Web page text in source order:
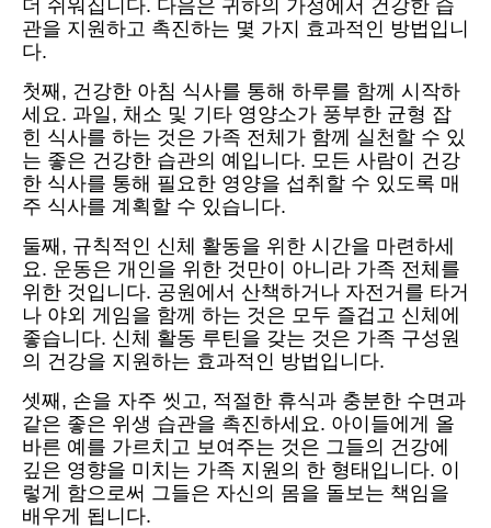
더 쉬워집니다. 다음은 귀하의 가정에서 건강한 습
관을 지원하고 촉진하는 몇 가지 효과적인 방법입니
다.
첫째, 건강한 아침 식사를 통해 하루를 함께 시작하
세요. 과일, 채소 및 기타 영양소가 풍부한 균형 잡
힌 식사를 하는 것은 가족 전체가 함께 실천할 수 있
는 좋은 건강한 습관의 예입니다. 모든 사람이 건강
한 식사를 통해 필요한 영양을 섭취할 수 있도록 매
주 식사를 계획할 수 있습니다.
둘째, 규칙적인 신체 활동을 위한 시간을 마련하세
요. 운동은 개인을 위한 것만이 아니라 가족 전체를
위한 것입니다. 공원에서 산책하거나 자전거를 타거
나 야외 게임을 함께 하는 것은 모두 즐겁고 신체에
좋습니다. 신체 활동 루틴을 갖는 것은 가족 구성원
의 건강을 지원하는 효과적인 방법입니다.
셋째, 손을 자주 씻고, 적절한 휴식과 충분한 수면과
같은 좋은 위생 습관을 촉진하세요. 아이들에게 올
바른 예를 가르치고 보여주는 것은 그들의 건강에
깊은 영향을 미치는 가족 지원의 한 형태입니다. 이
렇게 함으로써 그들은 자신의 몸을 돌보는 책임을
배우게 됩니다.